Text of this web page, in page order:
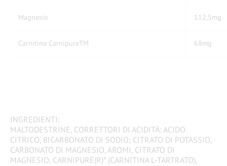
Magnesio 112,5mg
Carnitina CarnipureTM 68mg​
INGREDIENTI:
MALTODESTRINE, CORRETTORI DI ACIDITÀ: ACIDO
CITRICO, BICARBONATO DI SODIO; CITRATO DI POTASSIO,
CARBONATO DI MAGNESIO, AROMI, CITRATO DI
MAGNESIO, CARNIPURE(R)* (CARNITINA L-TARTRATO),